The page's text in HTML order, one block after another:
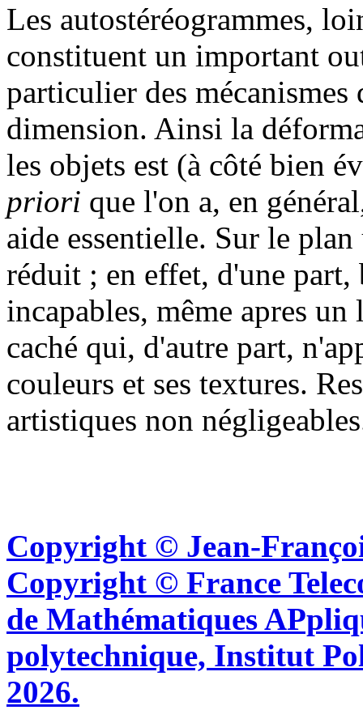
Les autostéréogrammes,
constituent un important
particulier des
dimension. Ainsi la
les objets est (à côté bien
priori que l'on a, en
aide essentielle. Sur le
réduit ; en effet, d'une part,
incapables, même apres
caché qui, d'autre part,
couleurs et ses textures.
artistiques non
Copyright © Jean-
Copyright © France
de Mathématiques
polytechnique, Institut
2026.